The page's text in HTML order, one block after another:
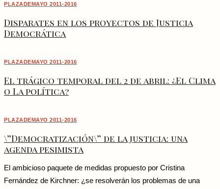
PLAZADEMAYO 2011-2016
Disparates en los proyectos de Justicia
Democrática
PLAZADEMAYO 2011-2016
El trágico temporal del 2 de abril: ¿El Clima
o La política?
PLAZADEMAYO 2011-2016
\”Democratización\” de la justicia: una
agenda pesimista
El ambicioso paquete de medidas propuesto por Cristina
Fernández de Kirchner: ¿se resolverán los problemas de una